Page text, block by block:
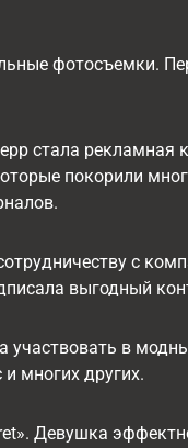
фотосъемки.
стала рекламная
покорили
с
выгодный
в
и многих других.
Девушка